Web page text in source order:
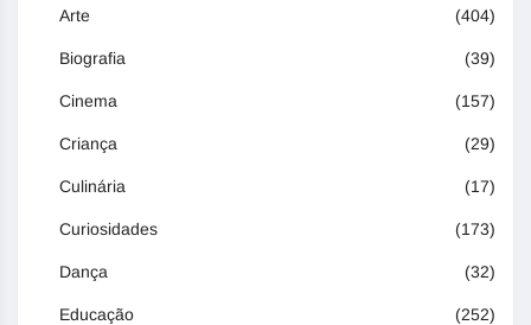
Arte (404)
Biografia (39)
Cinema (157)
Criança (29)
Culinária (17)
Curiosidades (173)
Dança (32)
Educação (252)